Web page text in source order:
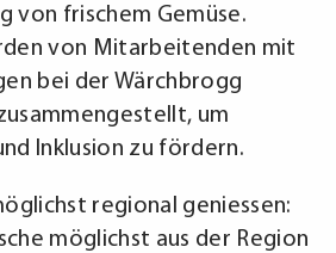
von frischem Gemüse.
von Mitarbeitenden mit
bei der Wärchbrogg
um
Inklusion zu fördern.
regional geniessen:
möglichst aus der Region